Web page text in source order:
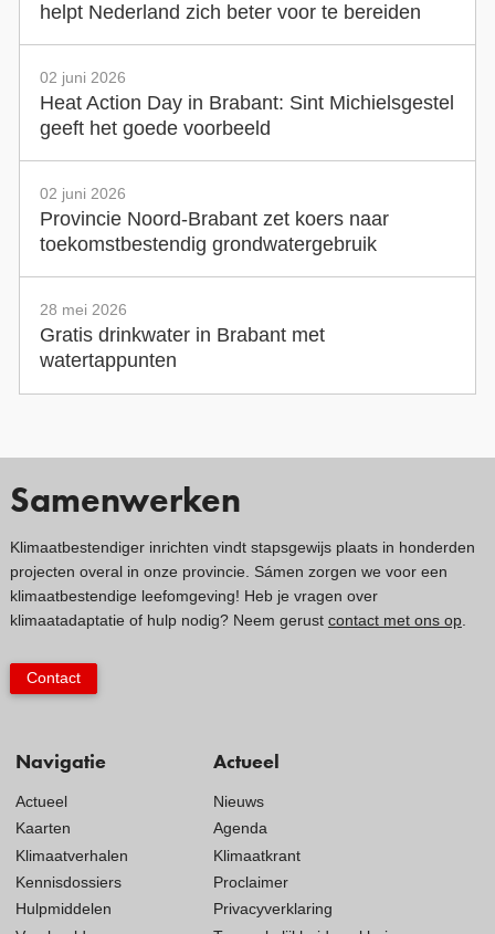
helpt Nederland zich beter voor te bereiden
02 juni 2026
Heat Action Day in Brabant: Sint Michielsgestel
geeft het goede voorbeeld
02 juni 2026
Provincie Noord-Brabant zet koers naar
toekomstbestendig grondwatergebruik
28 mei 2026
Gratis drinkwater in Brabant met
watertappunten
Navigatie
Actueel
Kaarten
Klimaatverhalen
Kennisdossiers
Hulpmiddelen
Actueel
Nieuws
Agenda
Klimaatkrant
Proclaimer
Privacyverklaring
Samenwerken
Klimaatbestendiger inrichten vindt stapsgewijs plaats in honderden
projecten overal in onze provincie. Sámen zorgen we voor een
klimaatbestendige leefomgeving! Heb je vragen over
klimaatadaptatie of hulp nodig? Neem gerust contact met ons op.
Contact